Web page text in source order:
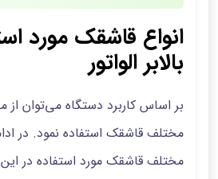
انواع قاشقک مورد
بالابر الواتور
بر اساس کاربرد دستگاه می‌توان
مختلف قاشقک استفاده نمود. در
مختلف قاشقک مورد استفاده در این